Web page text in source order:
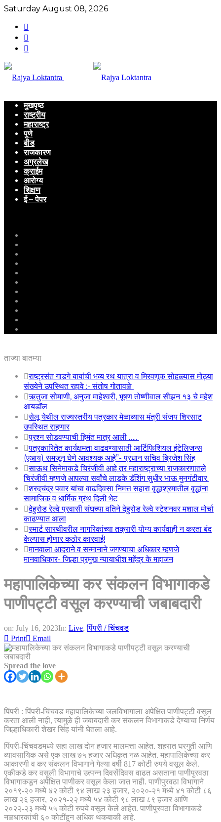
Saturday August 08, 2026
मुखपृष्ठ
राष्ट्रीय
महाराष्ट्र
पुणे
बीड
राजकारण
अग्रलेख
क्राईम
आरोग्य
शिक्षण
ई – पेपर
ताज्या बातम्या
राष्ट्रसंत गाडगे बाबांची भव्य रथ यात्रा व मिरवणूक सोहळ्यास मोठ्या
संख्येने उपस्थित रहावे :- संतोष गोतावळे
ऋतुजा सोमाणी, अनुजा माहेश्वरी, भूषण तोष्णीवाल सीझन १३ चे महेश
आयडॉल
सेलू येथील राज्यस्तरीय पत्रकार मेळाव्यास मंत्री संजय शिरसाट
उपस्थित राहणार
प्रश्न सोडवण्याची हिमंत मात्र आली …..
पत्रकारितेत कार्यक्षमता वाढवण्यासाठी आर्टिफिशियल इंटेलिजन्स
(एआय) समजून घेणे आवश्यक आहे”- प्रधान सचिव ब्रिजेश सिंह
साऊथ सिनेमाकडे चिरंजीवी आहे तर महाराष्ट्राच्या राजकारणातले
चिरंजीवी म्हणजे आपल्या सर्वांचे लाडके डॅशिंग सुधीर भाऊ मुनगंटीवार.
शरदचंद्र पवार यांचा वाढदिवसा निमत्त सहारा वृद्धाश्रमातील वृद्धांना
सामाजिक व धार्मिक ग्रंथ दिली भेट
देहुरोड रेल्वे प्रवासी संघच्या वतिने देहुरोड रेल्वे स्टेशनवर मशाल मोर्चा
काढण्यात आला
स्मार्ट सारथीवरील नागरिकांच्या तक्रारी योग्य कार्यवाही न करता बंद
केल्यास होणार कठोर कारवाई!
मानवाला आदराने व सन्मानाने जगण्याचा अधिकार म्हणजे
मानवाधिकार- जिल्हा प्रमुख न्यायाधीश महेंद्र के महाजन
महापालिकेच्या कर संकलन विभागाकडे
पाणीपट्टी वसूल करण्याची जबाबदारी
on: July 16, 2023In: Live,पिंपरी / चिंचवड
Print
Email
Spread the love
पिंपरी : पिंपरी-चिंचवड महापालिकेच्या जलविभागाला अपेक्षित पाणीपट्टी वसूल
करता आली नाही, त्यामुळे ही जबाबदारी कर संकलन विभागाकडे देण्याचा निर्णय
जिल्हाधिकारी शेखर सिंह यांनी घेतला आहे.
पिंपरी-चिंचवडमध्ये सहा लाख दोन हजार मालमत्ता आहेत. शहरात घरगुती आणि
व्यावसायिक असे एक लाख ७५ हजार अधिकृत नळ आहेत. महापालिकेच्या कर
आकारणी व कर संकलन विभागाने गेल्या वर्षी 817 कोटी रुपये वसूल केले.
एकीकडे कर वसुली विभागाचे उत्पन्न दिवसेंदिवस वाढत असताना पाणीपुरवठा
विभागाकडून अपेक्षित पाणीकर वसूल केला जात नाही. पाणीपुरवठा विभागाने
२०१९-२० मध्ये ४२ कोटी ९४ लाख २३ हजार, २०२०-२१ मध्ये ४१ कोटी ८६
लाख २६ हजार, २०२१-२२ मध्ये ५४ कोटी ९८ लाख ८९ हजार आणि
२०२२-२३ मध्ये ५५ कोटी रुपये वसूल केले आहेत. पाणीपुरवठा विभागाकडे
नळधारकांची ६० कोटींहून अधिक थकबाकी आहे.